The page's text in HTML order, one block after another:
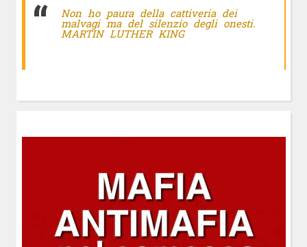
Non ho paura della cattiveria dei
malvagi ma del silenzio degli onesti.
MARTIN LUTHER KING